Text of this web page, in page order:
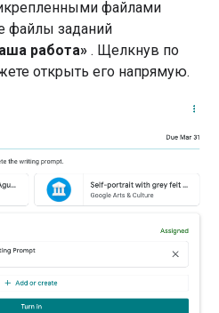
файлами
файлы заданий
работа» . Щелкнув по
открыть его напрямую.